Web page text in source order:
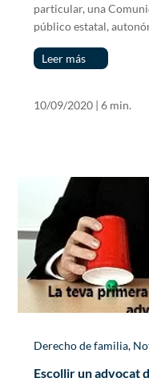
particular, una
público estatal,
Leer más
10/09/2020 |6 min.
Derecho de familia,
Escollir un advocat